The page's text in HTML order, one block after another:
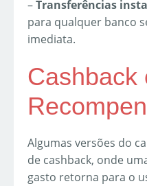
–Transferências
para qualquer banco
imediata.
Cashback
Algumas versões do
de cashback, onde
gasto retorna para o